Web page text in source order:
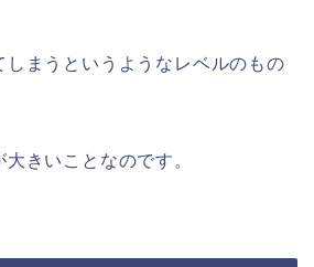
まうというようなレベルのもの
きいことなのです。